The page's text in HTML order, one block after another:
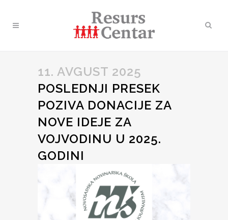
11. AVGUST 2025
POSLEDNJI PRESEK
POZIVA DONACIJE ZA
NOVE IDEJE ZA
VOJVODINU U 2025.
GODINI